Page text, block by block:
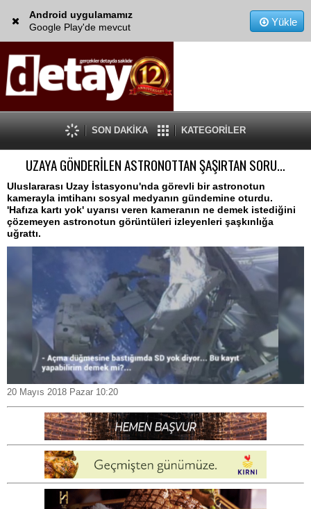
Android uygulamamız
Google Play'de mevcut
Yükle
SON DAKİKA KATEGORİLER
UZAYA GÖNDERİLEN ASTRONOTTAN ŞAŞIRTAN SORU…
Uluslararası Uzay İstasyonu'nda görevli bir astronotun
kamerayla imtihanı sosyal medyanın gündemine oturdu.
'Hafıza kartı yok' uyarısı veren kameranın ne demek istediğini
çözemeyen astronotun görüntüleri izleyenleri şaşkınlığa
uğrattı.
20 Mayıs 2018 Pazar 10:20